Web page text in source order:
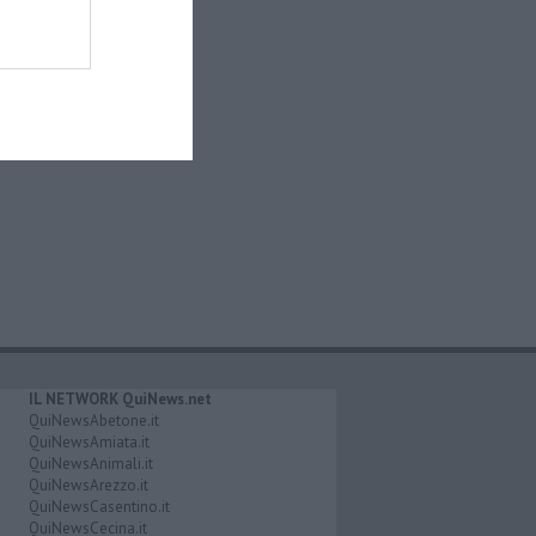
IL NETWORK QuiNews.net
QuiNewsAbetone.it
QuiNewsAmiata.it
QuiNewsAnimali.it
QuiNewsArezzo.it
QuiNewsCasentino.it
QuiNewsCecina.it